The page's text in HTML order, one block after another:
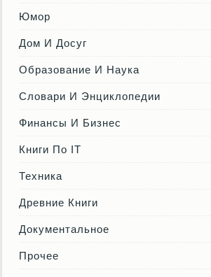
Юмор
Дом И Досуг
Образование И Наука
Словари И Энциклопедии
Финансы И Бизнес
Книги По IT
Техника
Древние Книги
Документальное
Прочее